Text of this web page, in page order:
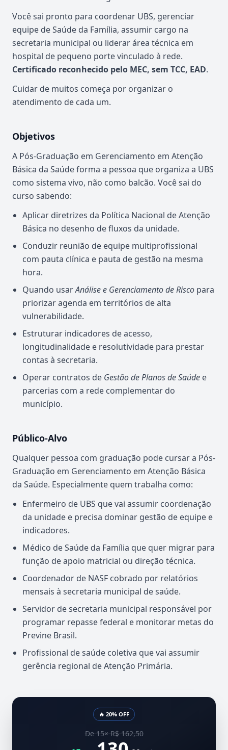
Você sai pronto para coordenar UBS, gerenciar
equipe de Saúde da Família, assumir cargo na
secretaria municipal ou liderar área técnica em
hospital de pequeno porte vinculado à rede.
Certificado reconhecido pelo MEC, sem TCC, EAD.
Cuidar de muitos começa por organizar o
atendimento de cada um.
Objetivos
A Pós-Graduação em Gerenciamento em Atenção
Básica da Saúde forma a pessoa que organiza a UBS
como sistema vivo, não como balcão. Você sai do
curso sabendo:
Aplicar diretrizes da Política Nacional de Atenção
Básica no desenho de fluxos da unidade.
Conduzir reunião de equipe multiprofissional
com pauta clínica e pauta de gestão na mesma
hora.
Quando usarAnálise e Gerenciamento de Risco para
priorizar agenda em territórios de alta
vulnerabilidade.
Estruturar indicadores de acesso,
longitudinalidade e resolutividade para prestar
contas à secretaria.
Operar contratos de Gestão de Planos de Saúde e
parcerias com a rede complementar do
município.
Público-Alvo
Qualquer pessoa com graduação pode cursar a Pós-
Graduação em Gerenciamento em Atenção Básica
da Saúde. Especialmente quem trabalha como:
Enfermeiro de UBS que vai assumir coordenação
da unidade e precisa dominar gestão de equipe e
indicadores.
Médico de Saúde da Família que quer migrar para
função de apoio matricial ou direção técnica.
Coordenador de NASF cobrado por relatórios
mensais à secretaria municipal de saúde.
Servidor de secretaria municipal responsável por
programar repasse federal e monitorar metas do
Previne Brasil.
Profissional de saúde coletiva que vai assumir
gerência regional de Atenção Primária.
🔥 20% OFF
De 15× R$ 162,50